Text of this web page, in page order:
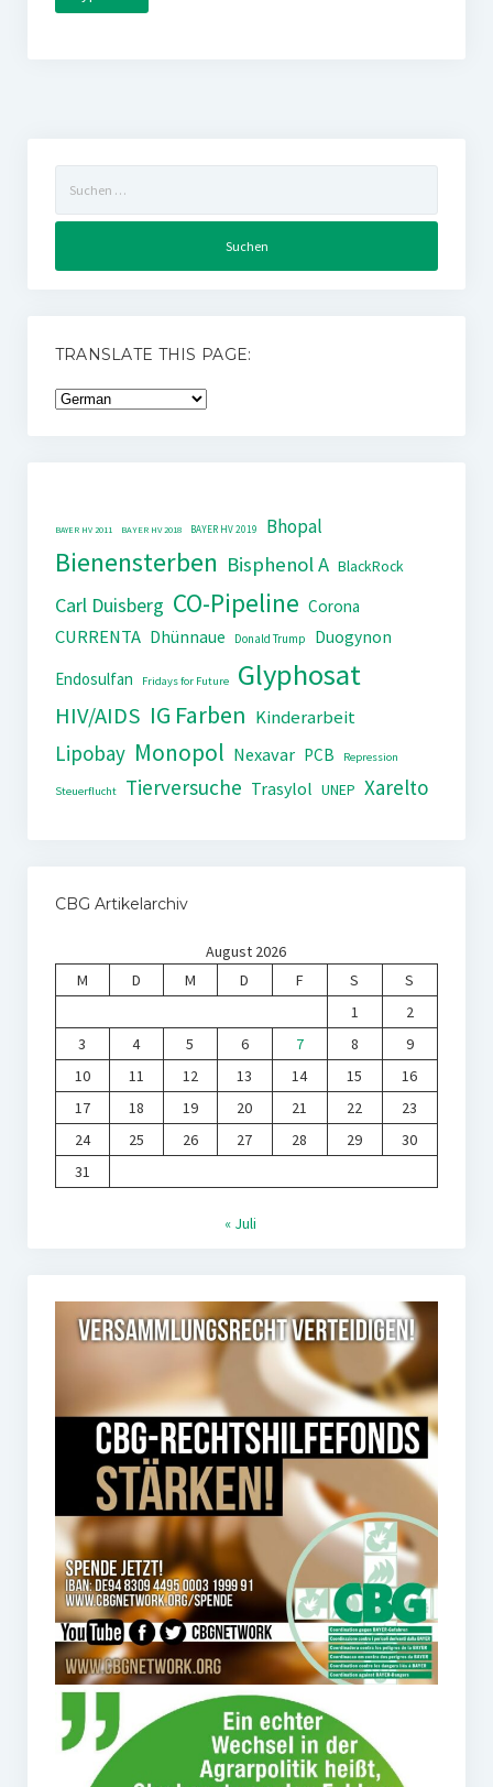
nach:
TRANSLATE THIS PAGE:
BAYER HV 2011 BAYER HV 2018 BAYER HV 2019 Bhopal
Bienensterben Bisphenol A BlackRock
Carl Duisberg CO-Pipeline Corona
CURRENTA Dhünnaue Donald Trump
Duogynon
Endosulfan
Fridays for Future Glyphosat
HIV/AIDS IG Farben Kinderarbeit
Lipobay Monopol Nexavar PCB Repression
Steuerflucht Tierversuche Trasylol UNEP Xarelto
CBG Artikelarchiv
August 2026
M
D M D F S
S
1
2
3
4 5 6 7 8
9
10
11 12 13 14 15
16
17
18 19 20 21 22
23
24
25 26 27 28 29
30
31
« Juli